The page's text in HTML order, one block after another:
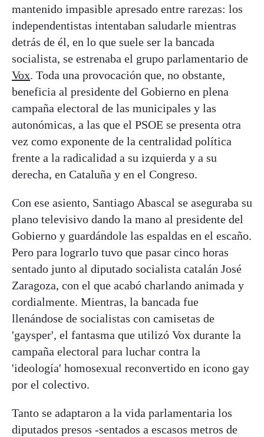
mantenido impasible apresado entre rarezas: los
independentistas intentaban saludarle mientras
detrás de él, en lo que suele ser la bancada
socialista, se estrenaba el grupo parlamentario de
Vox. Toda una provocación que, no obstante,
beneficia al presidente del Gobierno en plena
campaña electoral de las municipales y las
autonómicas, a las que el PSOE se presenta otra
vez como exponente de la centralidad política
frente a la radicalidad a su izquierda y a su
derecha, en Cataluña y en el Congreso.
Con ese asiento, Santiago Abascal se aseguraba su
plano televisivo dando la mano al presidente del
Gobierno y guardándole las espaldas en el escaño.
Pero para lograrlo tuvo que pasar cinco horas
sentado junto al diputado socialista catalán José
Zaragoza, con el que acabó charlando animada y
cordialmente. Mientras, la bancada fue
llenándose de socialistas con camisetas de
'gaysper', el fantasma que utilizó Vox durante la
campaña electoral para luchar contra la
'ideología' homosexual reconvertido en icono gay
por el colectivo.
Tanto se adaptaron a la vida parlamentaria los
diputados presos -sentados a escasos metros de